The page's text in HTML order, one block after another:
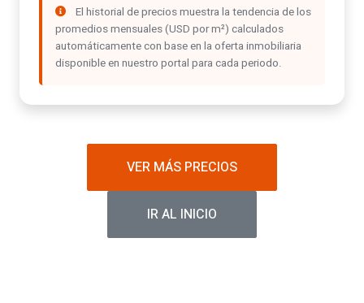
El historial de precios muestra la tendencia de los
promedios mensuales (USD por m²) calculados
automáticamente con base en la oferta inmobiliaria
disponible en nuestro portal para cada periodo.
VER MÁS PRECIOS
IR AL INICIO